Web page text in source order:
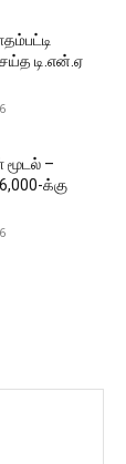
டி.என்.ஏ
–
க்கு